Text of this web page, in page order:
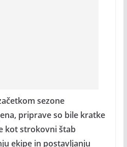
sezone
priprave so bile kratke
kot strokovni štab
ekipe in postavljanju